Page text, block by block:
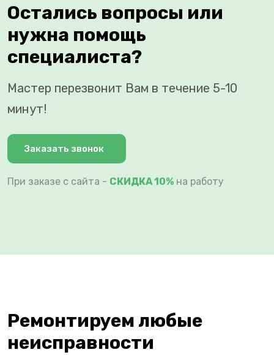
Остались вопросы или
нужна помощь
специалиста?
Мастер перезвонит Вам в течение 5-10
минут!
Заказать звонок
При заказе с сайта - СКИДКА 10% на работу
Ремонтируем любые
неисправности